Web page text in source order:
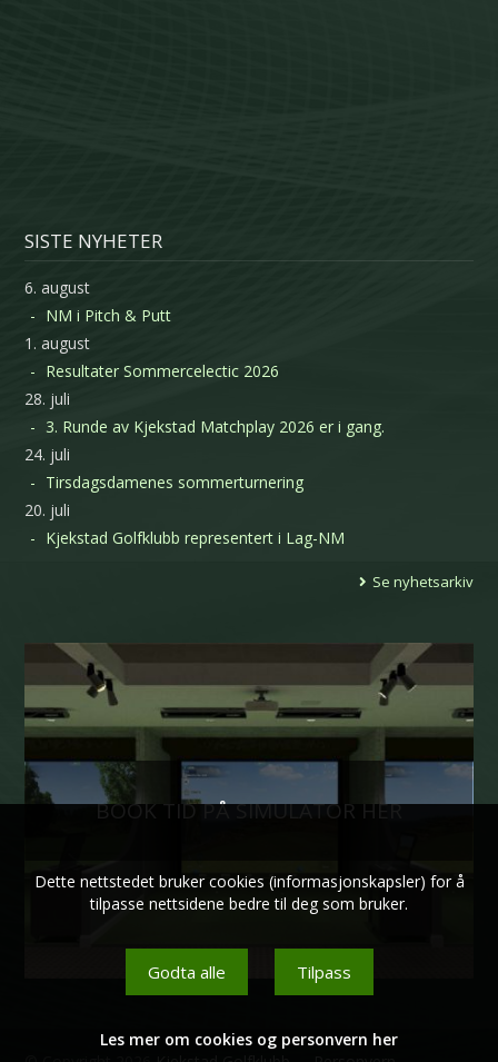
SISTE NYHETER
6. august
NM i Pitch & Putt
1. august
Resultater Sommercelectic 2026
28. juli
3. Runde av Kjekstad Matchplay 2026 er i gang.
24. juli
Tirsdagsdamenes sommerturnering
20. juli
Kjekstad Golfklubb representert i Lag-NM
Se nyhetsarkiv
BOOK TID PÅ SIMULATOR HER
Dette nettstedet bruker cookies (informasjonskapsler) for å
tilpasse nettsidene bedre til deg som bruker.
Godta alle Tilpass
Les mer om cookies og personvern her